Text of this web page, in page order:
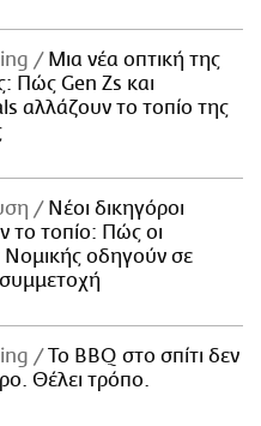
Μια νέα οπτική της
Πώς Gen Zs και
αλλάζουν το τοπίο της
Νέοι δικηγόροι
το τοπίο: Πώς οι
οδηγούν σε
Το BBQ στο σπίτι δεν
Θέλει τρόπο.